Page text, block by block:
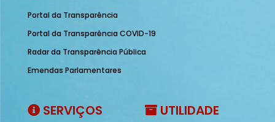
Portal da Transparência
Portal da Transparência COVID-19
Radar da Transparência Pública
Emendas Parlamentares
SERVIÇOS UTILIDADE